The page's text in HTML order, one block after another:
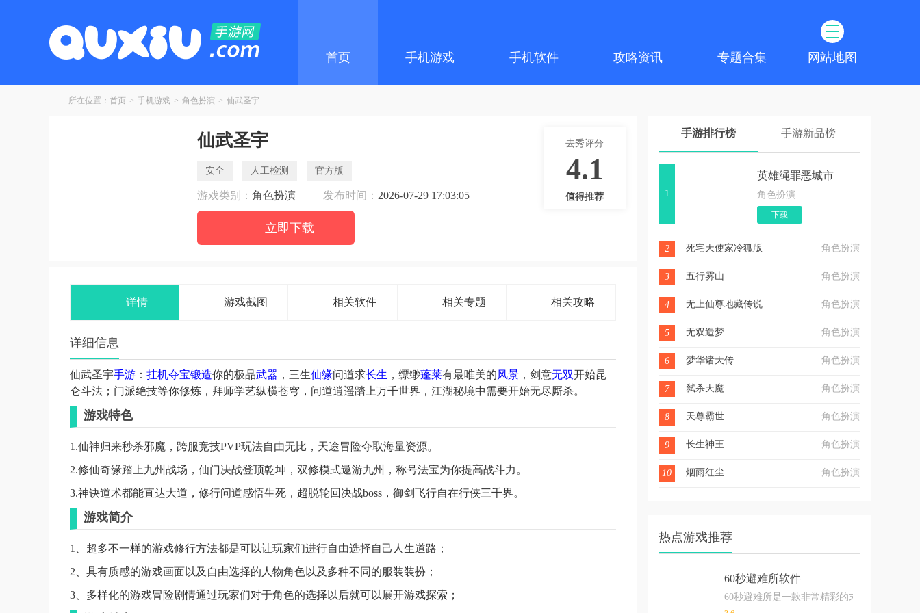
网站地图
首页 手机游戏 手机软件 攻略资讯 专题合集
所在位置： 首页 > 手机游戏 > 角色扮演 > 仙武圣宇
仙武圣宇
安全 人工检测 官方版
游戏类别： 角色扮演 发布时间： 2026-07-29 17:03:05
立即下载
去秀评分
4.1
值得推荐
详情 游戏截图 相关软件 相关专题 相关攻略
详细信息
仙武圣宇手游 ： 挂机夺宝锻造你的极品武器 ，三生仙缘问道求长生 ，缥缈蓬莱有最唯美的风景 ，剑意无双开始昆
仑斗法；门派绝技等你修炼，拜师学艺纵横苍穹，问道逍遥踏上万千世界，江湖秘境中需要开始无尽厮杀。
游戏特色
1.仙神归来秒杀邪魔，跨服竞技PVP玩法自由无比，天途冒险夺取海量资源。
2.修仙奇缘踏上九州战场，仙门决战登顶乾坤，双修模式遨游九州，称号法宝为你提高战斗力。
3.神诀道术都能直达大道，修行问道感悟生死，超脱轮回决战boss，御剑飞行自在行侠三千界。
游戏简介
1、超多不一样的游戏修行方法都是可以让玩家们进行自由选择自己人生道路；
2、具有质感的游戏画面以及自由选择的人物角色以及多种不同的服装装扮；
3、多样化的游戏冒险剧情通过玩家们对于角色的选择以后就可以展开游戏探索；
手游排行榜 手游新品榜
1
英雄绳罪恶城市
角色扮演
下载
2 死宅天使家冷狐版 角色扮演
3 五行雾山 角色扮演
4 无上仙尊地藏传说 角色扮演
5 无双造梦 角色扮演
6 梦华诸天传 角色扮演
7 弑杀天魔 角色扮演
8 天尊霸世 角色扮演
9 长生神王 角色扮演
10 烟雨红尘 角色扮演
热点游戏推荐
60秒避难所软件
60秒避难所是一款非常精彩的末日生存类手